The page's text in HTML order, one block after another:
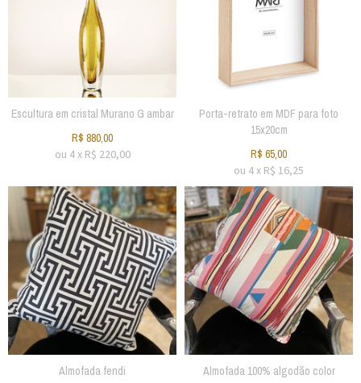
Escultura em cristal Murano G ambar
R$ 880,00
ou 4x R$ 220,00
Porta-retrato em MDF para foto
15x20cm
R$ 65,00
ou 4x R$ 16,25
Almofada fendi
Almofada 100% algodão color